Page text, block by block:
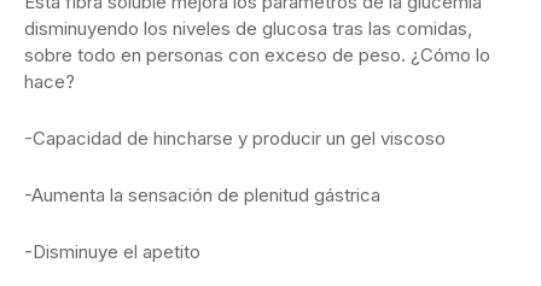
disminuyendo los niveles de glucosa tras las comidas,
sobre todo en personas con exceso de peso. ¿Cómo lo
hace?
-Capacidad de hincharse y producir un gel viscoso
-Aumenta la sensación de plenitud gástrica
-Disminuye el apetito